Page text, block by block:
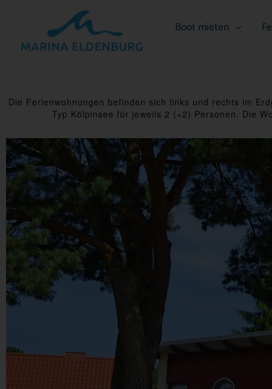
springen
Boot mieten
Die Ferienwohnungen befinden sich links und rechts im
Typ Kölpinsee für jeweils 2 (+2) Personen. Die